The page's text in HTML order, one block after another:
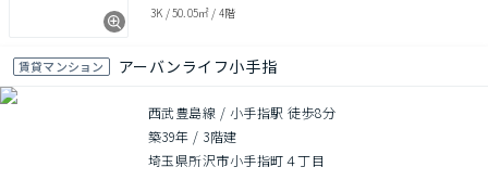
3K /50.05㎡ / 4階
賃貸マンション アーバンライフ小手指
西武豊島線 / 小手指駅 徒歩8分
築39年 / 3階建
埼玉県所沢市小手指町４丁目